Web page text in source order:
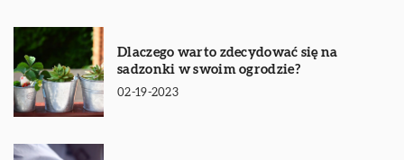
Dlaczego warto zdecydować się na
sadzonki w swoim ogrodzie?
02-19-2023